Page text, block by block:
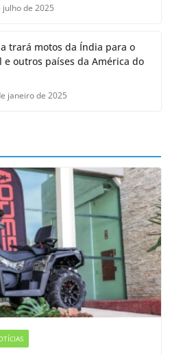
julho de 2025
trará motos da Índia para o
e outros países da América do
janeiro de 2025